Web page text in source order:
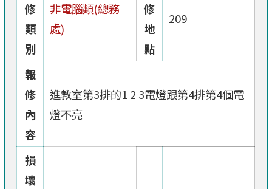
修
類
別
非電腦類(總務
處)
修
地
點
209
報
修
內
容
進教室第3排的1 2 3電燈跟第4排第4個電
燈不亮
損
壞